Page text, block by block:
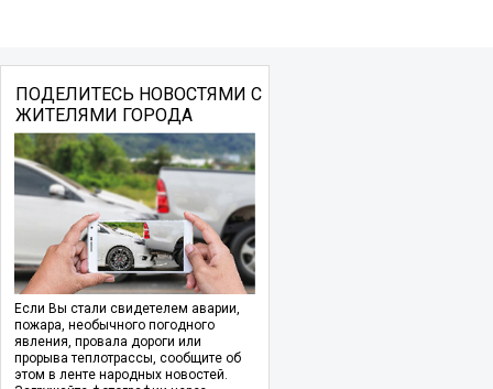
ПОДЕЛИТЕСЬ НОВОСТЯМИ С
ЖИТЕЛЯМИ ГОРОДА
Если Вы стали свидетелем аварии,
пожара, необычного погодного
явления, провала дороги или
прорыва теплотрассы, сообщите об
этом в ленте народных новостей.